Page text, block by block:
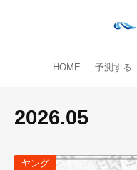
HOME 予測する
2026.05
ヤング